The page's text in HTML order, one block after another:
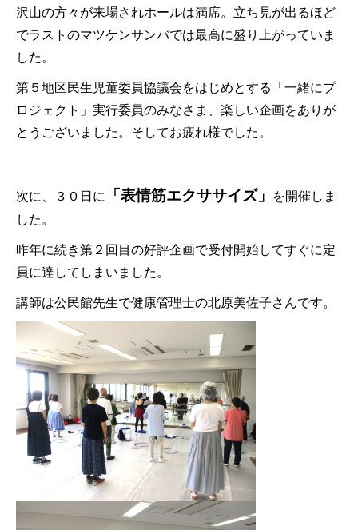
沢山の方々が来場されホールは満席。立ち見が出るほど
でラストのマツケンサンバでは最高に盛り上がっていま
した。
第５地区民生児童委員協議会をはじめとする「一緒にプ
ロジェクト」実行委員のみなさま、楽しい企画をありが
とうございました。そしてお疲れ様でした。
次に、３０日に 「表情筋エクササイズ」 を開催しま
した。
昨年に続き第２回目の好評企画で受付開始してすぐに定
員に達してしまいました。
講師は公民館先生で健康管理士の北原美佐子さんです。